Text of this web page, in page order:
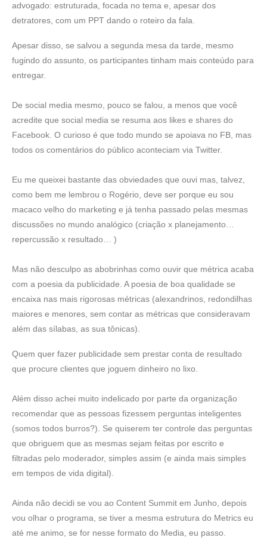
advogado: estruturada, focada no tema e, apesar dos
detratores, com um PPT dando o roteiro da fala.
Apesar disso, se salvou a segunda mesa da tarde, mesmo
fugindo do assunto, os participantes tinham mais conteúdo para
entregar.
De social media mesmo, pouco se falou, a menos que você
acredite que social media se resuma aos likes e shares do
Facebook. O curioso é que todo mundo se apoiava no FB, mas
todos os comentários do público aconteciam via Twitter.
Eu me queixei bastante das obviedades que ouvi mas, talvez,
como bem me lembrou o Rogério, deve ser porque eu sou
macaco velho do marketing e já tenha passado pelas mesmas
discussões no mundo analógico (criação x planejamento…
repercussão x resultado… )
Mas não desculpo as abobrinhas como ouvir que métrica acaba
com a poesia da publicidade. A poesia de boa qualidade se
encaixa nas mais rigorosas métricas (alexandrinos, redondilhas
maiores e menores, sem contar as métricas que consideravam
além das sílabas, as sua tônicas).
Quem quer fazer publicidade sem prestar conta de resultado
que procure clientes que joguem dinheiro no lixo.
Além disso achei muito indelicado por parte da organização
recomendar que as pessoas fizessem perguntas inteligentes
(somos todos burros?). Se quiserem ter controle das perguntas
que obriguem que as mesmas sejam feitas por escrito e
filtradas pelo moderador, simples assim (e ainda mais simples
em tempos de vida digital).
Ainda não decidi se vou ao Content Summit em Junho, depois
vou olhar o programa, se tiver a mesma estrutura do Metrics eu
até me animo, se for nesse formato do Media, eu passo.